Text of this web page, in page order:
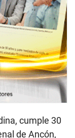
cumple 30
de Ancón,